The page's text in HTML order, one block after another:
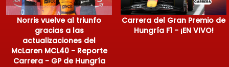
Norris vuelve al triunfo
gracias a las
actualizaciones del
McLaren MCL40 - Reporte
Carrera - GP de Hungría
Carrera del Gran Premio de
Hungría F1 - ¡EN VIVO!